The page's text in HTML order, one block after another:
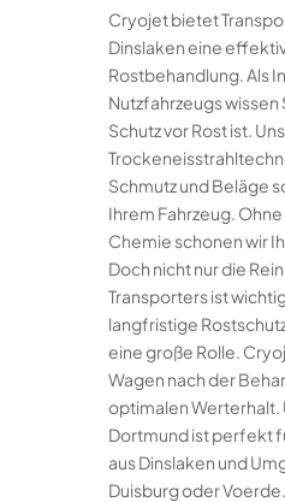
Cryojet bietet
Dinslaken eine
Rostbehandlung. Als
Nutzfahrzeugs wissen
Schutz vor Rost ist.
Schmutz und Beläge
Ihrem Fahrzeug.
Chemie schonen wir
Doch nicht nur die
Transporters ist
langfristige
eine große Rolle.
Wagen nach der
optimalen Werterhalt.
Dortmund ist perfekt
aus Dinslaken und
Duisburg oder